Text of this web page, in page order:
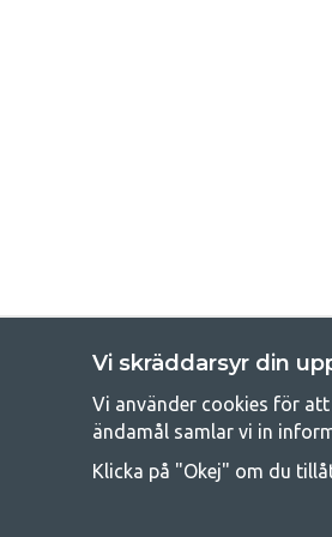
råd med att campa så
Vi skräddarsyr din
Vi använder cookies för
ändamål samlar vi in
Klicka på "Okej" om du